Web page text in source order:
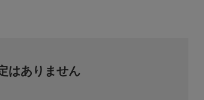
はありません